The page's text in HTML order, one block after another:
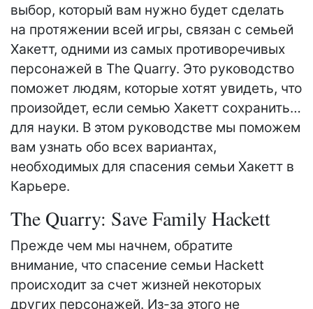
выбор, который вам нужно будет сделать
на протяжении всей игры, связан с семьей
Хакетт, одними из самых противоречивых
персонажей в The Quarry. Это руководство
поможет людям, которые хотят увидеть, что
произойдет, если семью Хакетт сохранить…
для науки. В этом руководстве мы поможем
вам узнать обо всех вариантах,
необходимых для спасения семьи Хакетт в
Карьере.
The Quarry: Save Family Hackett
Прежде чем мы начнем, обратите
внимание, что спасение семьи Hackett
происходит за счет жизней некоторых
других персонажей. Из-за этого не